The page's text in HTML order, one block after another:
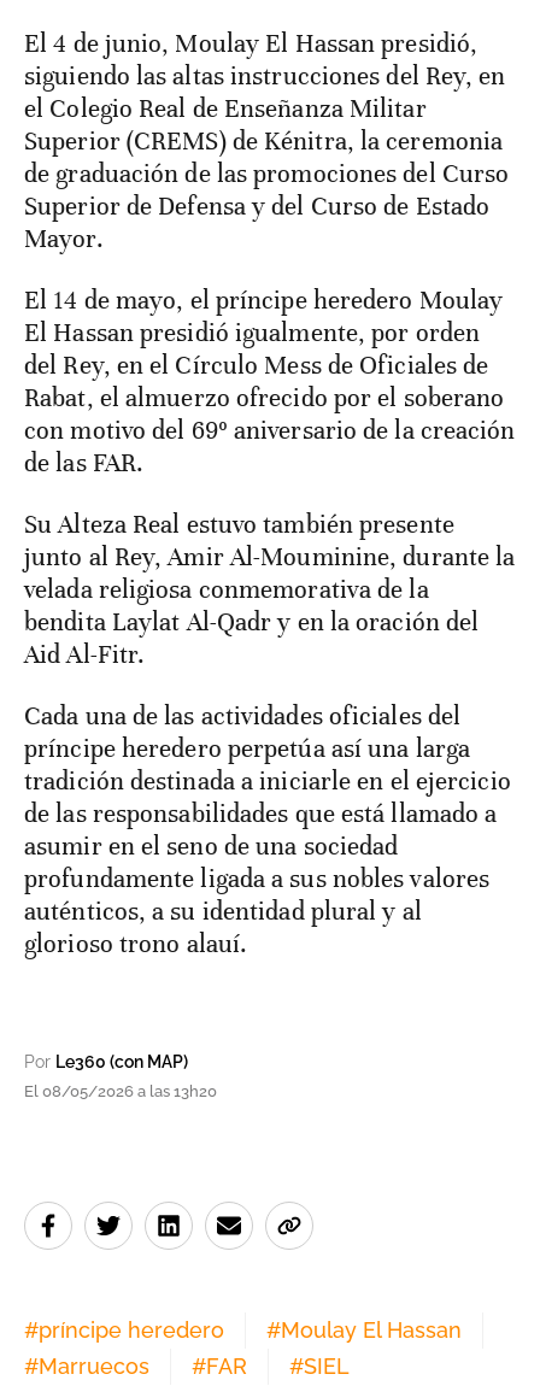
El 4 de junio, Moulay El Hassan presidió,
siguiendo las altas instrucciones del Rey, en
el Colegio Real de Enseñanza Militar
Superior (CREMS) de Kénitra, la ceremonia
de graduación de las promociones del Curso
Superior de Defensa y del Curso de Estado
Mayor.
El 14 de mayo, el príncipe heredero Moulay
El Hassan presidió igualmente, por orden
del Rey, en el Círculo Mess de Oficiales de
Rabat, el almuerzo ofrecido por el soberano
con motivo del 69º aniversario de la creación
de las FAR.
Su Alteza Real estuvo también presente
junto al Rey, Amir Al-Mouminine, durante la
velada religiosa conmemorativa de la
bendita Laylat Al-Qadr y en la oración del
Aid Al-Fitr.
Cada una de las actividades oficiales del
príncipe heredero perpetúa así una larga
tradición destinada a iniciarle en el ejercicio
de las responsabilidades que está llamado a
asumir en el seno de una sociedad
profundamente ligada a sus nobles valores
auténticos, a su identidad plural y al
glorioso trono alauí.
Por Le360 (con MAP)
El 08/05/2026 a las 13h20
#príncipe heredero #Moulay El Hassan
#Marruecos #FAR #SIEL